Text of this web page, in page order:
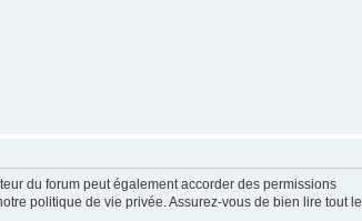
du forum peut également accorder des permissions
politique de vie privée. Assurez-vous de bien lire tout le